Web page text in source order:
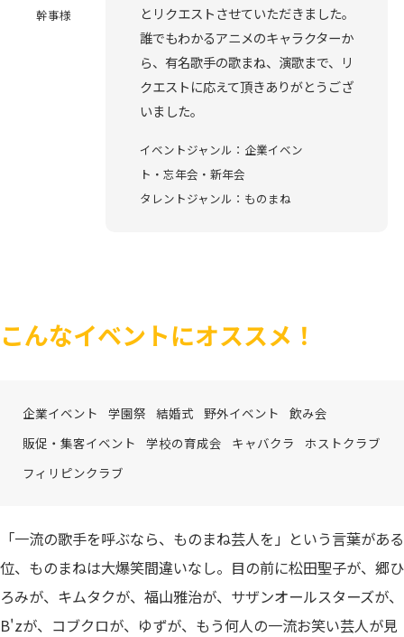
幹事様
とリクエストさせていただきました。
誰でもわかるアニメのキャラクターか
ら、有名歌手の歌まね、演歌まで、リ
クエストに応えて頂きありがとうござ
いました。
イベントジャンル：企業イベン
ト・忘年会・新年会
タレントジャンル：ものまね
こんなイベントにオススメ！
企業イベント 学園祭 結婚式 野外イベント
飲み会
販促・集客イベント
学校の育成会 キャバクラ
ホストクラブ
フィリピンクラブ
「一流の歌手を呼ぶなら、ものまね芸人を」という言葉がある
位、ものまねは大爆笑間違いなし。目の前に松田聖子が、郷ひ
ろみが、キムタクが、福山雅治が、サザンオールスターズが、
B'zが、コブクロが、ゆずが、もう何人の一流お笑い芸人が見